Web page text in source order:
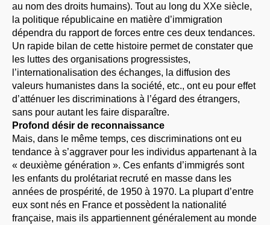
au nom des droits humains). Tout au long du XXe siècle,
la politique républicaine en matière d’immigration
dépendra du rapport de forces entre ces deux tendances.
Un rapide bilan de cette histoire permet de constater que
les luttes des organisations progressistes,
l’internationalisation des échanges, la diffusion des
valeurs humanistes dans la société, etc., ont eu pour effet
d’atténuer les discriminations à l’égard des étrangers,
sans pour autant les faire disparaître.
Profond désir de reconnaissance
Mais, dans le même temps, ces discriminations ont eu
tendance à s’aggraver pour les individus appartenant à la
« deuxième génération ». Ces enfants d’immigrés sont
les enfants du prolétariat recruté en masse dans les
années de prospérité, de 1950 à 1970. La plupart d’entre
eux sont nés en France et possèdent la nationalité
française, mais ils appartiennent généralement au monde